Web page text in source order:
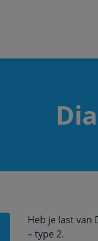
Heb je last van
– type 2.